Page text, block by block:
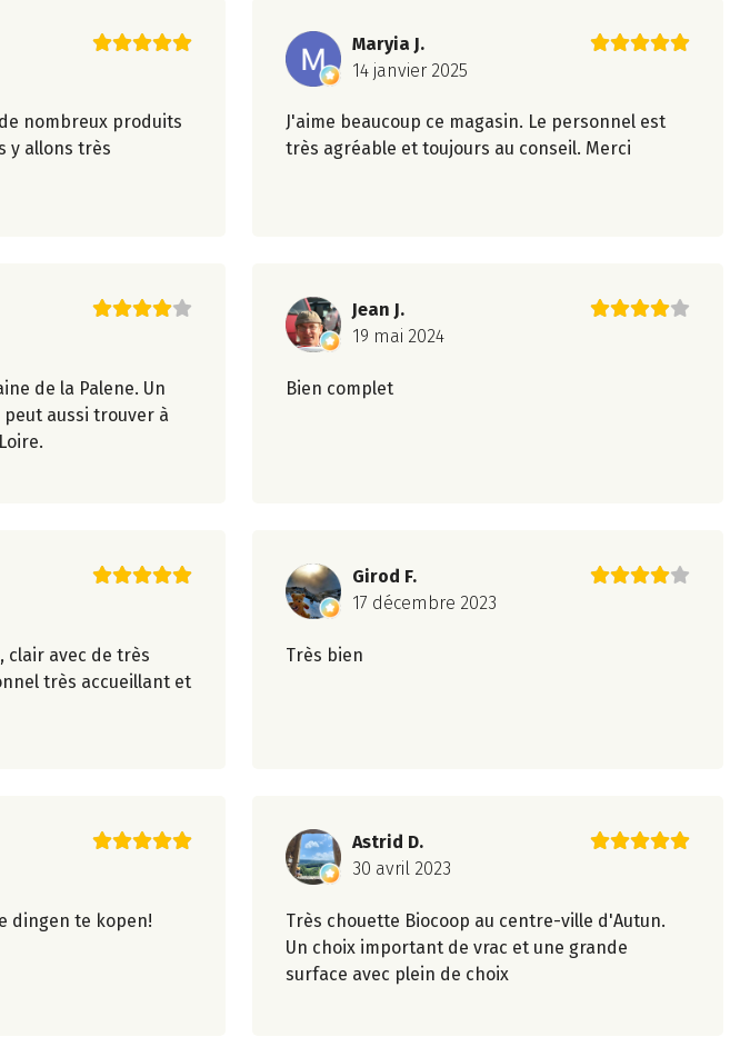
nombreux produits
y allons très
Maryia J.
14 janvier 2025
J'aime beaucoup ce magasin. Le personnel est
très agréable et toujours au conseil. Merci
de la Palene. Un
peut aussi trouver à
Jean J.
19 mai 2024
Bien complet
clair avec de très
très accueillant et
Girod F.
17 décembre 2023
Très bien
dingen te kopen!
Astrid D.
30 avril 2023
Très chouette Biocoop au centre-ville d'Autun.
Un choix important de vrac et une grande
surface avec plein de choix